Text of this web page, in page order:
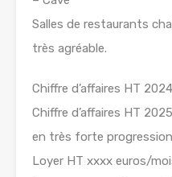
Salles de restaurants
très agréable.
Chiffre d’affaires HT
Chiffre d’affaires HT
en très forte
Loyer HT xxxx euros/